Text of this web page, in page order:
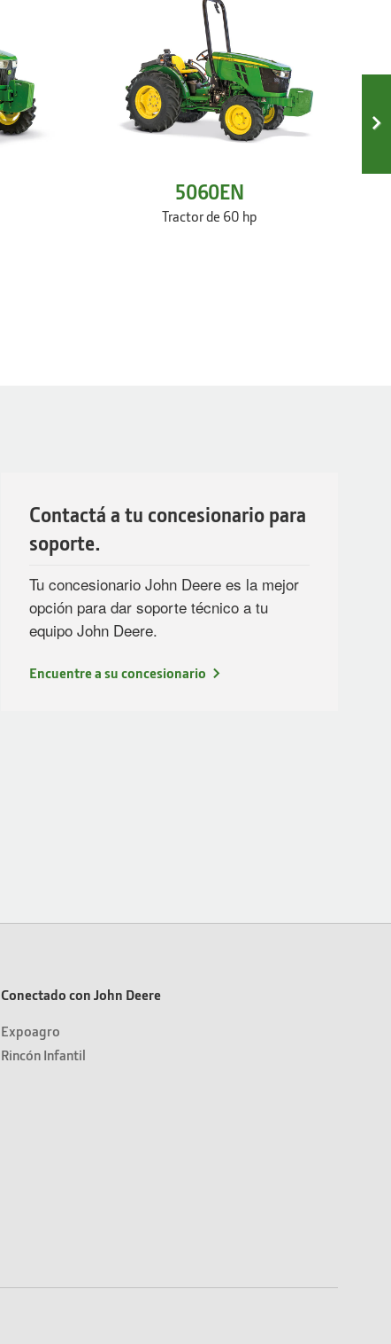
5060EN
Tractor de 60 hp
Contactá a tu concesionario para
soporte.
Tu concesionario John Deere es la mejor
opción para dar soporte técnico a tu
equipo John Deere.
Encuentre a su concesionario
Conectado con John Deere
Expoagro
Rincón Infantil